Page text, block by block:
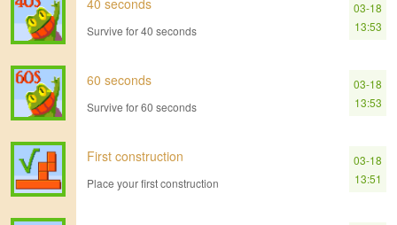
40 seconds
Survive for 40 seconds
03-18
13:53
60 seconds
Survive for 60 seconds
03-18
13:53
First construction
Place your first construction
03-18
13:51